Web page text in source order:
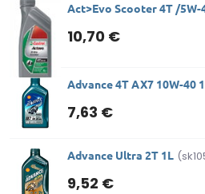
Act>Evo Scooter 4T /5W-
10,70 €
Advance 4T AX7 10W-40
7,63 €
Advance Ultra 2T 1L
9,52 €